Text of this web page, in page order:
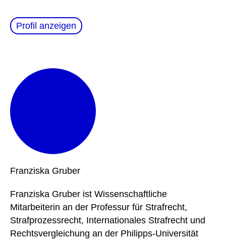
Profil anzeigen
Franziska Gruber
Franziska Gruber ist Wissenschaftliche
Mitarbeiterin an der Professur für Strafrecht,
Strafprozessrecht, Internationales Strafrecht und
Rechtsvergleichung an der Philipps-Universität